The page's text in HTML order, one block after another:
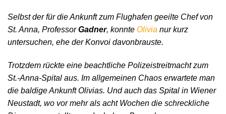
Selbst der für die Ankunft zum Flughafen geeilte Chef von
St. Anna, ProfessorGadner, konnte Olivia nur kurz
untersuchen, ehe der Konvoi davonbrauste.
Trotzdem rückte eine beachtliche Polizeistreitmacht zum
St.-Anna-Spital aus. Im allgemeinen Chaos erwartete man
die baldige Ankunft Olivias. Und auch das Spital in Wiener
Neustadt, wo vor mehr als acht Wochen die schreckliche